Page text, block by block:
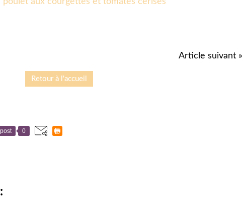
Article suivant »
Retour à l'accueil
0